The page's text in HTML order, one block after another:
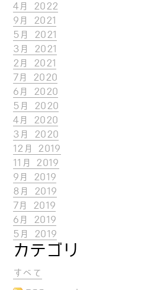
4月 2022
9月 2021
5月 2021
3月 2021
2月 2021
7月 2020
6月 2020
5月 2020
4月 2020
3月 2020
12月 2019
11月 2019
9月 2019
8月 2019
7月 2019
6月 2019
5月 2019
カテゴリ
すべて